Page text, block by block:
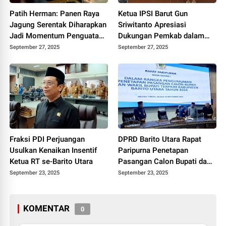
Patih Herman: Panen Raya
Jagung Serentak Diharapkan
Jadi Momentum Penguatan
Ketahanan Pangan Barut
September 27, 2025
Ketua IPSI Barut Gun
Sriwitanto Apresiasi
Dukungan Pemkab dalam
Festival Pencak Silat Bupati
September 27, 2025
Fraksi PDI Perjuangan
Usulkan Kenaikan Insentif
Ketua RT se-Barito Utara
September 23, 2025
DPRD Barito Utara Rapat
Paripurna Penetapan
Pasangan Calon Bupati dan
Wakil Bupati Terpilih 2024
September 23, 2025
KOMENTAR 0